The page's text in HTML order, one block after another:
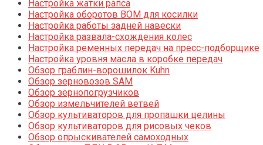
Настройка жатки рапса
Настройка оборотов ВОМ для косилки
Настройка работы задней навески
Настройка развала-схождения колес
Настройка ременных передач на пресс-подборщике
Настройка уровня масла в коробке передач
Обзор граблин-ворошилок Kuhn
Обзор зерновозов SAM
Обзор зернопогрузчиков
Обзор измельчителей ветвей
Обзор культиваторов для пропашки целины
Обзор культиваторов для рисовых чеков
Обзор опрыскивателей самоходных